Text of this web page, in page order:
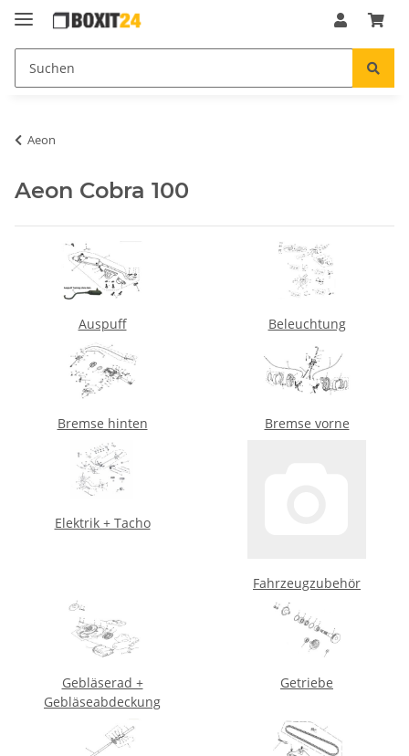
Aeon
Aeon Cobra 100
Auspuff Beleuchtung
Bremse hinten Bremse vorne
Elektrik + Tacho
Fahrzeugzubehör
Gebläserad +
Gebläseabdeckung
Getriebe